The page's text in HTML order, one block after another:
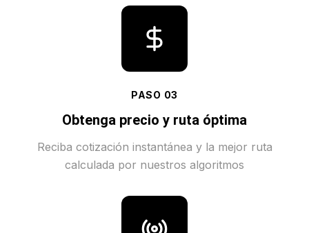
PASO 03
Obtenga precio y ruta óptima
Reciba cotización instantánea y la mejor ruta
calculada por nuestros algoritmos